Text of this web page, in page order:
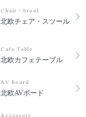
Chair・Stool
北欧チェア・スツール
Cafe Table
北欧カフェテーブル
AV Board
北欧AVボード
Accessory